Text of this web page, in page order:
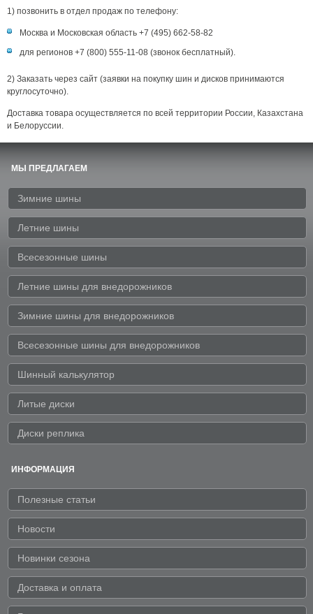
1) позвонить в отдел продаж по телефону:
Москва и Московская область +7 (495) 662-58-82
для регионов +7 (800) 555-11-08 (звонок бесплатный).
2) Заказать через сайт (заявки на покупку шин и дисков принимаются
круглосуточно).
Доставка товара осуществляется по всей территории России, Казахстана
и Белоруссии.
МЫ ПРЕДЛАГАЕМ
Зимние шины
Летние шины
Всесезонные шины
Летние шины для внедорожников
Зимние шины для внедорожников
Всесезонные шины для внедорожников
Шинный калькулятор
Литые диски
Диски реплика
ИНФОРМАЦИЯ
Полезные статьи
Новости
Новинки сезона
Доставка и оплата